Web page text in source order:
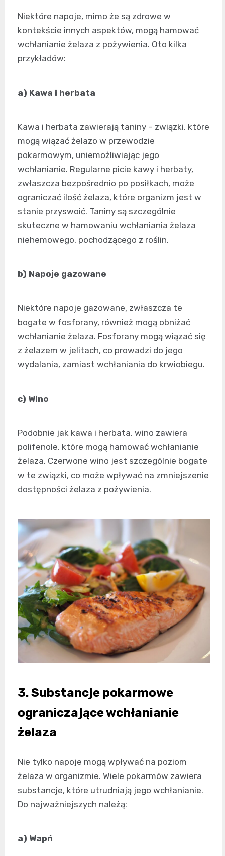
Niektóre napoje, mimo że są zdrowe w
kontekście innych aspektów, mogą hamować
wchłanianie żelaza z pożywienia. Oto kilka
przykładów:
a) Kawa i herbata
Kawa i herbata zawierają taniny – związki, które
mogą wiązać żelazo w przewodzie
pokarmowym, uniemożliwiając jego
wchłanianie. Regularne picie kawy i herbaty,
zwłaszcza bezpośrednio po posiłkach, może
ograniczać ilość żelaza, które organizm jest w
stanie przyswoić. Taniny są szczególnie
skuteczne w hamowaniu wchłaniania żelaza
niehemowego, pochodzącego z roślin.
b) Napoje gazowane
Niektóre napoje gazowane, zwłaszcza te
bogate w fosforany, również mogą obniżać
wchłanianie żelaza. Fosforany mogą wiązać się
z żelazem w jelitach, co prowadzi do jego
wydalania, zamiast wchłaniania do krwiobiegu.
c) Wino
Podobnie jak kawa i herbata, wino zawiera
polifenole, które mogą hamować wchłanianie
żelaza. Czerwone wino jest szczególnie bogate
w te związki, co może wpływać na zmniejszenie
dostępności żelaza z pożywienia.
3. Substancje pokarmowe
ograniczające wchłanianie
żelaza
Nie tylko napoje mogą wpływać na poziom
żelaza w organizmie. Wiele pokarmów zawiera
substancje, które utrudniają jego wchłanianie.
Do najważniejszych należą:
a) Wapń